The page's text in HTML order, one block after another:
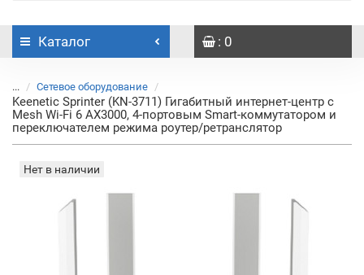
Каталог : 0
... Сетевое оборудование
Keenetic Sprinter (KN-3711) Гигабитный интернет-центр с
Mesh Wi-Fi 6 AX3000, 4-портовым Smart-коммутатором и
переключателем режима роутер/ретранслятор
Нет в наличии